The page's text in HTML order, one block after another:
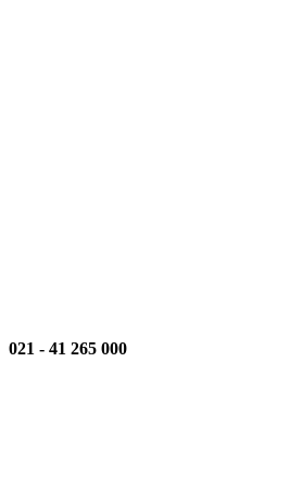
000 265 41
-